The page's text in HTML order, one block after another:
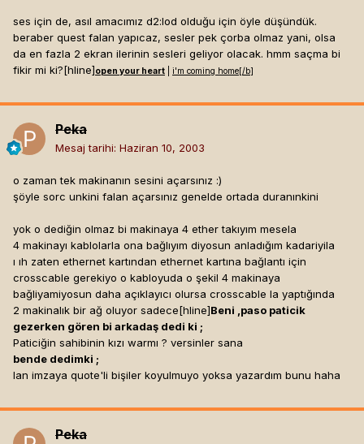
ses için de, asıl amacımız d2:lod olduğu için öyle düşündük.
beraber quest falan yapıcaz, sesler pek çorba olmaz yani, olsa
da en fazla 2 ekran ilerinin sesleri geliyor olacak. hmm saçma bi
fikir mi ki?[hline]open your heart i'm coming home[/b]
Peka
Mesaj tarihi: Haziran 10, 2003
o zaman tek makinanın sesini açarsınız :)
şöyle sorc unkini falan açarsınız genelde ortada duranınkini
yok o dediğin olmaz bi makinaya 4 ether takıyım mesela
4 makinayı kablolarla ona bağlıyım diyosun anladığım kadariyila
ı ıh zaten ethernet kartından ethernet kartına bağlantı için
crosscable gerekiyo o kabloyuda o şekil 4 makinaya
bağliyamiyosun daha açıklayıcı olursa crosscable la yaptığında
2 makinalık bir ağ oluyor sadece[hline]Beni ,paso paticik
gezerken gören bi arkadaş dedi ki ;
Paticiğin sahibinin kızı warmı ? versinler sana
bende dedimki ;
lan imzaya quote'li bişiler koyulmuyo yoksa yazardım bunu haha
Peka